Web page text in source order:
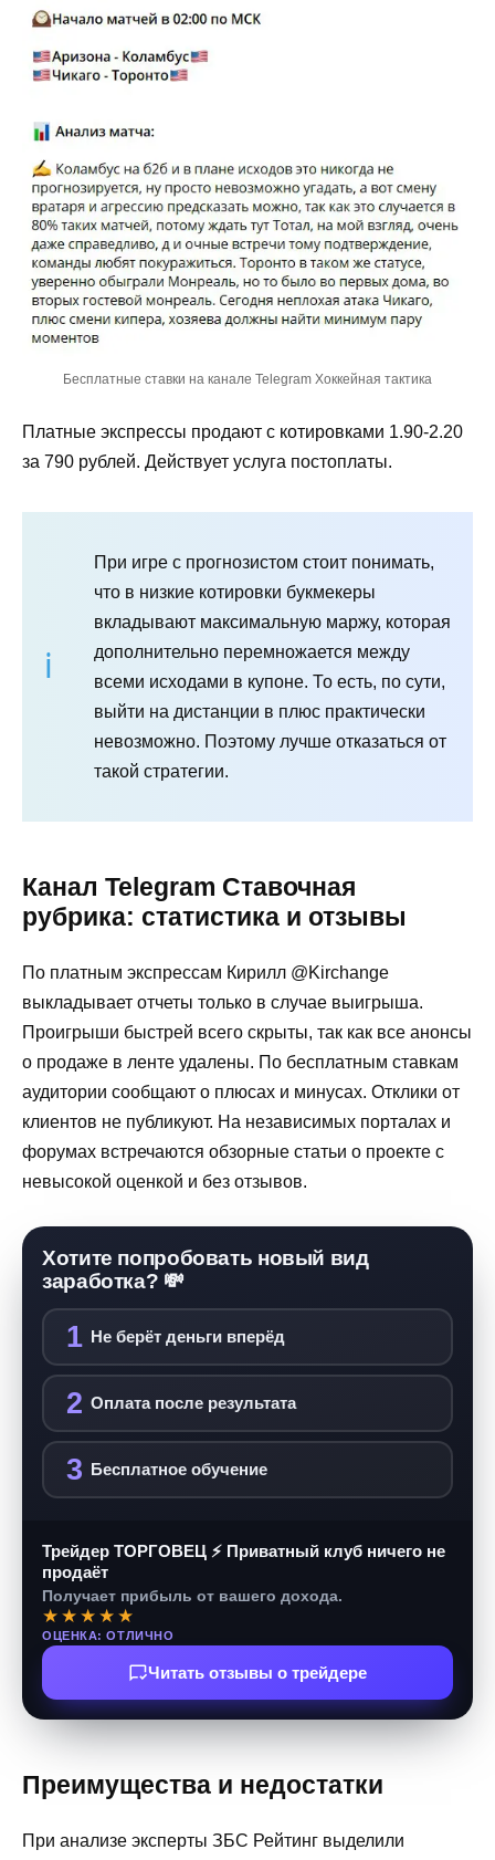
Бесплатные ставки на канале Telegram Хоккейная тактика
Платные экспрессы продают с котировками 1.90-2.20
за 790 рублей. Действует услуга постоплаты.
При игре с прогнозистом стоит понимать,
что в низкие котировки букмекеры
вкладывают максимальную маржу, которая
дополнительно перемножается между
всеми исходами в купоне. То есть, по сути,
выйти на дистанции в плюс практически
невозможно. Поэтому лучше отказаться от
такой стратегии.
Канал Telegram Ставочная
рубрика: статистика и отзывы
По платным экспрессам Кирилл @Kirchange
выкладывает отчеты только в случае выигрыша.
Проигрыши быстрей всего скрыты, так как все анонсы
о продаже в ленте удалены. По бесплатным ставкам
аудитории сообщают о плюсах и минусах. Отклики от
клиентов не публикуют. На независимых порталах и
форумах встречаются обзорные статьи о проекте с
невысокой оценкой и без отзывов.
Хотите попробовать новый вид
заработка? 💸
1 Не берёт деньги вперёд
2 Оплата после результата
3 Бесплатное обучение
Трейдер ТОРГОВЕЦ ⚡ Приватный клуб ничего не
продаёт
Получает прибыль от вашего дохода.
★★★★★
ОЦЕНКА: ОТЛИЧНО
Читать отзывы о трейдере
Преимущества и недостатки
При анализе эксперты ЗБС Рейтинг выделили